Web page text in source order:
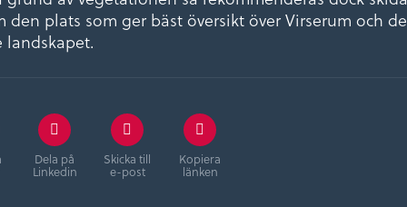
den plats som ger bäst översikt över Virserum och
Dela på
Linkedin
Skicka till
e-post
Kopiera
länken